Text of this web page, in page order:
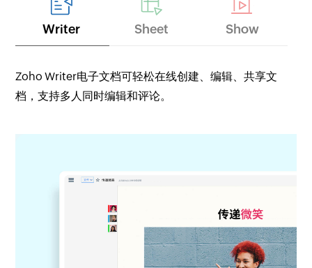
Writer Sheet Show
Zoho Writer电子文档可轻松在线创建、编辑、共享文
档，支持多人同时编辑和评论。